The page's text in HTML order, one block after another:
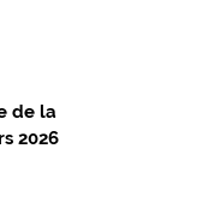
de la
2026